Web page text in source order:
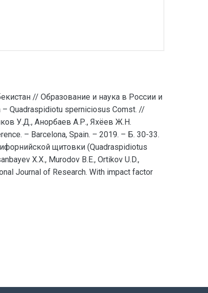
// Образование и наука в России и
Quadraspidiotu sperniciosus Comst. //
У.Д., Анорбаев А.Р., Яхёев Ж.Н.
– Barcelona, Spain. – 2019. – Б. 30-33.
щитовки (Quadraspidiotus
X.X., Murodov B.E., Ortikov U.D.,
Journal of Research. With impact factor